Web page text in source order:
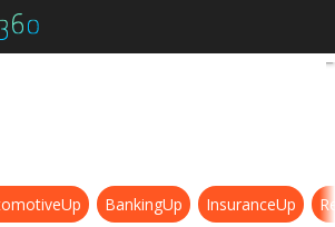
Exit per Filo, la startup di
BankingUp InsuranceUp